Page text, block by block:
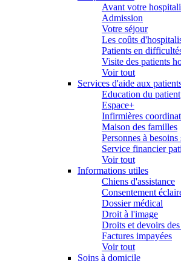
Avant votre
Admission
Votre séjour
Les coûts
Patients en
Visite des patients
Voir tout
Services d'aide aux
Education du patient
Espace+
Infirmières
Maison des familles
Personnes à
Service financier
Voir tout
Informations utiles
Chiens d'assistance
Consentement
Dossier médical
Droit à l'image
Droits et devoirs
Factures impayées
Voir tout
Soins à domicile